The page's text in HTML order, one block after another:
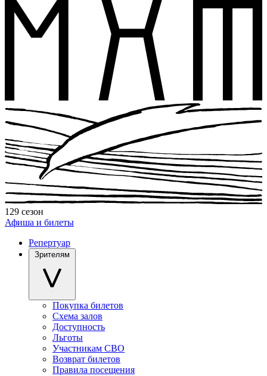
129 сезон
Афиша и билеты
Репертуар
Зрителям
Покупка билетов
Схема залов
Доступность
Льготы
Участникам СВО
Возврат билетов
Правила посещения